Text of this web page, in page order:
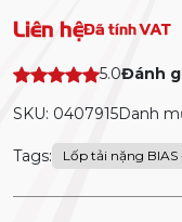
Liên hệĐã tính VAT
5.0Đánh
SKU: 0407915Danh
Tags: Lốp tải nặng BIAS